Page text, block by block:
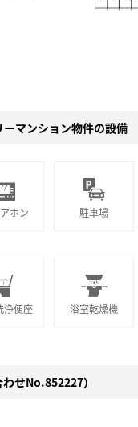
マンション物件の設備
ホン 駐車場
浄便座 浴室乾燥機
せNo.852227）